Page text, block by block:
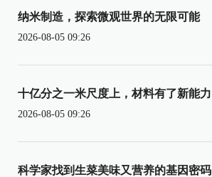
纳米制造，探索微观世界的无限可能
2026-08-05 09:26
十亿分之一米尺度上，材料有了新能力
2026-08-05 09:26
科学家找到生菜美味又营养的基因密码